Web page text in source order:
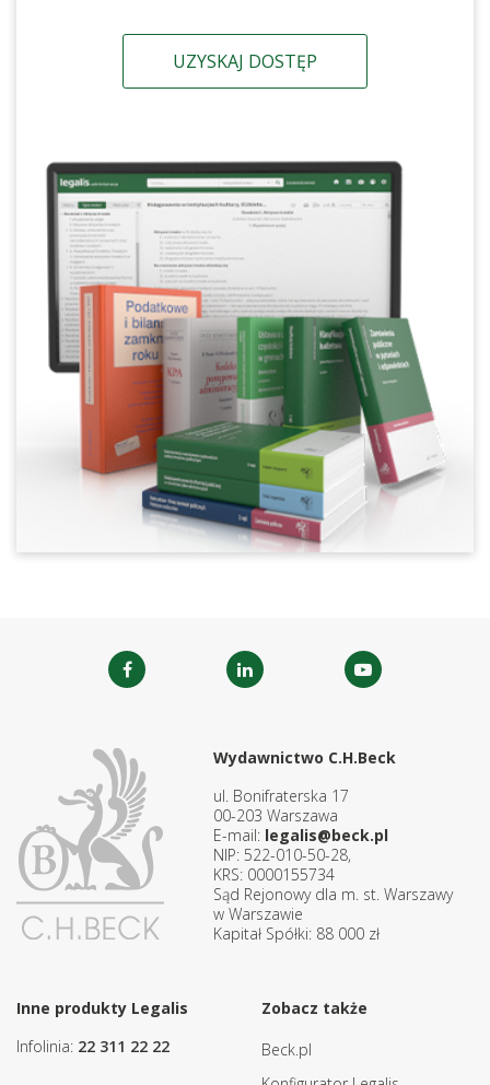
UZYSKAJ DOSTĘP
Wydawnictwo C.H.Beck
ul. Bonifraterska 17
00-203 Warszawa
E-mail: legalis@beck.pl
NIP: 522-010-50-28,
KRS: 0000155734
Sąd Rejonowy dla m. st. Warszawy
w Warszawie
Kapitał Spółki: 88 000 zł
Inne produkty Legalis
Infolinia: 22 311 22 22
Zobacz także
Beck.pl